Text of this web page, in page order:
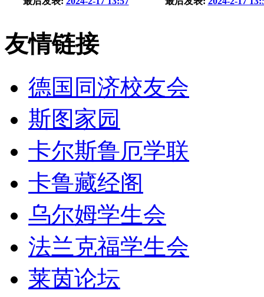
友情链接
德国同济校友会
斯图家园
卡尔斯鲁厄学联
卡鲁藏经阁
乌尔姆学生会
法兰克福学生会
莱茵论坛